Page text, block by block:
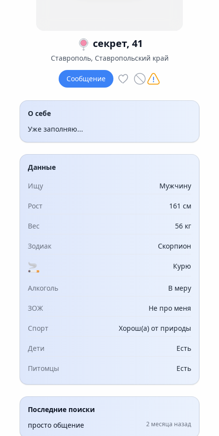
секрет, 41
Ставрополь, Ставропольский край
Сообщение
О себе
Уже заполняю...
Данные
Ищу
Мужчину
Рост 161 см
Вес 56 кг
Зодиак Скорпион
Курю
Алкоголь В меру
ЗОЖ Не про меня
Спорт Хорош(а) от природы
Дети Есть
Питомцы Есть
Последние поиски
просто общение
2 месяца назад